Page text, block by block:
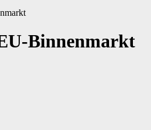
Binnenmarkt